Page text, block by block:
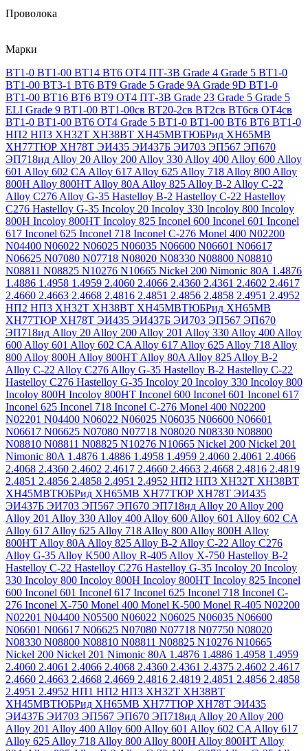
Проволока
Марки
ВТ1-0 ВТ1-00 ВТ14 ВТ6 ОТ4 ПТ-3В Grade 4 Grade 5 ВТ1-0
ВТ1-00 ВТ3-1 ВТ6 ВТ9 Grade 5 Grade 9A Grade 9D ВТ1-0
ВТ1-00 ВТ16 ВТ6 ВТ9 ОТ4 ПТ-3В Grade 23 Grade 5 Grade 5
ELI Grade 9 ВТ1-00 ВТ1-00св ВТ20-2св ВТ2св ВТ6св ОТ4св
ВТ1-0 ВТ1-00 ВТ6 ОТ4 Grade 5 ВТ1-0 ВТ1-00 ВТ6 ВТ6 ВТ1-0
НП2 НП3 ХН32Т ХН38ВТ ХН45МВТЮБРид ХН65МВ
ХН77ТЮР ХН78Т ЭИ435 ЭИ437Б ЭИ703 ЭП567 ЭП670
ЭП718ид Alloy 20 Alloy 200 Alloy 330 Alloy 400 Alloy 600 Alloy
601 Alloy 602 CA Alloy 617 Alloy 625 Alloy 718 Alloy 800 Alloy
800H Alloy 800HT Alloy 80A Alloy 825 Alloy B-2 Alloy C-22
Alloy C276 Alloy G-35 Hastelloy B-2 Hastelloy C-22 Hastelloy
C276 Hastelloy G-35 Incoloy 20 Incoloy 330 Incoloy 800 Incoloy
800H Incoloy 800HT Incoloy 825 Inconel 600 Inconel 601 Inconel
617 Inconel 625 Inconel 718 Inconel C-276 Monel 400 N02200
N04400 N06022 N06025 N06035 N06600 N06601 N06617
N06625 N07080 N07718 N08020 N08330 N08800 N08810
N08811 N08825 N10276 N10665 Nickel 200 Nimonic 80A 1.4876
1.4886 1.4958 1.4959 2.4060 2.4066 2.4360 2.4361 2.4602 2.4617
2.4660 2.4663 2.4668 2.4816 2.4851 2.4856 2.4858 2.4951 2.4952
НП2 НП3 ХН32Т ХН38ВТ ХН45МВТЮБРид ХН65МВ
ХН77ТЮР ХН78Т ЭИ435 ЭИ437Б ЭИ703 ЭП567 ЭП670
ЭП718ид Alloy 20 Alloy 200 Alloy 201 Alloy 330 Alloy 400 Alloy
600 Alloy 601 Alloy 602 CA Alloy 617 Alloy 625 Alloy 718 Alloy
800 Alloy 800H Alloy 800HT Alloy 80A Alloy 825 Alloy B-2
Alloy C-22 Alloy C276 Alloy G-35 Hastelloy B-2 Hastelloy C-22
Hastelloy C276 Hastelloy G-35 Incoloy 20 Incoloy 330 Incoloy 800
Incoloy 800H Incoloy 800HT Inconel 600 Inconel 601 Inconel 617
Inconel 625 Inconel 718 Inconel C-276 Monel 400 N02200
N02201 N04400 N06022 N06025 N06035 N06600 N06601
N06617 N06625 N07080 N07718 N08020 N08330 N08800
N08810 N08811 N08825 N10276 N10665 Nickel 200 Nickel 201
Nimonic 80A 1.4876 1.4886 1.4958 1.4959 2.4060 2.4061 2.4066
2.4068 2.4360 2.4602 2.4617 2.4660 2.4663 2.4668 2.4816 2.4819
2.4851 2.4856 2.4858 2.4951 2.4952 НП2 НП3 ХН32Т ХН38ВТ
ХН45МВТЮБРид ХН65МВ ХН77ТЮР ХН78Т ЭИ435
ЭИ437Б ЭИ703 ЭП567 ЭП670 ЭП718ид Alloy 20 Alloy 200
Alloy 201 Alloy 330 Alloy 400 Alloy 600 Alloy 601 Alloy 602 CA
Alloy 617 Alloy 625 Alloy 718 Alloy 800 Alloy 800H Alloy
800HT Alloy 80A Alloy 825 Alloy B-2 Alloy C-22 Alloy C276
Alloy G-35 Alloy K500 Alloy R-405 Alloy X-750 Hastelloy B-2
Hastelloy C-22 Hastelloy C276 Hastelloy G-35 Incoloy 20 Incoloy
330 Incoloy 800 Incoloy 800H Incoloy 800HT Incoloy 825 Inconel
600 Inconel 601 Inconel 617 Inconel 625 Inconel 718 Inconel C-
276 Inconel X-750 Monel 400 Monel K-500 Monel R-405 N02200
N02201 N04400 N05500 N06022 N06025 N06035 N06600
N06601 N06617 N06625 N07080 N07718 N07750 N08020
N08330 N08800 N08810 N08811 N08825 N10276 N10665
Nickel 200 Nickel 201 Nimonic 80A 1.4876 1.4886 1.4958 1.4959
2.4060 2.4061 2.4066 2.4068 2.4360 2.4361 2.4375 2.4602 2.4617
2.4660 2.4663 2.4668 2.4669 2.4816 2.4819 2.4851 2.4856 2.4858
2.4951 2.4952 НП1 НП2 НП3 ХН32Т ХН38ВТ
ХН45МВТЮБРид ХН65МВ ХН77ТЮР ХН78Т ЭИ435
ЭИ437Б ЭИ703 ЭП567 ЭП670 ЭП718ид Alloy 20 Alloy 200
Alloy 201 Alloy 400 Alloy 600 Alloy 601 Alloy 602 CA Alloy 617
Alloy 625 Alloy 718 Alloy 800 Alloy 800H Alloy 800HT Alloy